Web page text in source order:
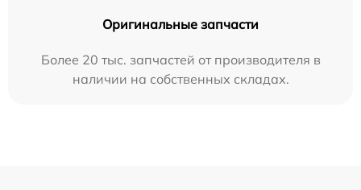
Оригинальные запчасти
Более 20 тыс. запчастей от производителя в
наличии на собственных складах.